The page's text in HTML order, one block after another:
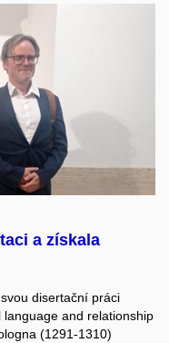
a získala
disertační práci
and relationship
(1291-1310)